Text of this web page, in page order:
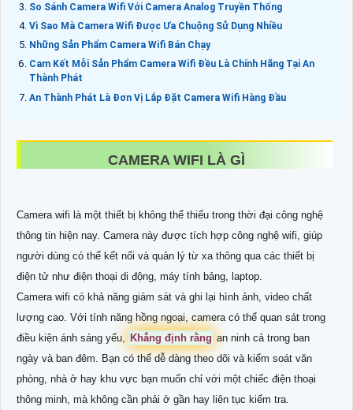
So Sánh Camera Wifi Với Camera Analog Truyền Thống
Vì Sao Mà Camera Wifi Được Ưa Chuộng Sử Dụng Nhiều
Những Sản Phẩm Camera Wifi Bán Chạy
Cam Kết Mỗi Sản Phẩm Camera Wifi Đều Là Chính Hãng Tại An
Thành Phát
An Thành Phát Là Đơn Vị Lắp Đặt Camera Wifi Hàng Đầu
CAMERA WIFI LÀ GÌ
Camera wifi là một thiết bị không thể thiếu trong thời đại công nghệ
thông tin hiện nay. Camera này được tích hợp công nghệ wifi, giúp
người dùng có thể kết nối và quản lý từ xa thông qua các thiết bị
điện tử như điện thoại di động, máy tính bảng, laptop.
Camera wifi có khả năng giám sát và ghi lại hình ảnh, video chất
lượng cao. Với tính năng hồng ngoại, camera có thể quan sát trong
điều kiện ánh sáng yếu,
Khẳng định rằng an ninh cả trong ban
ngày và ban đêm. Bạn có thể dễ dàng theo dõi và kiểm soát văn
phòng, nhà ở hay khu vực bạn muốn chỉ với một chiếc điện thoại
thông minh, mà không cần phải ở gần hay liên tục kiểm tra.